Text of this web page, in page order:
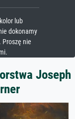
lub
dokonamy
Proszę nie
Joseph